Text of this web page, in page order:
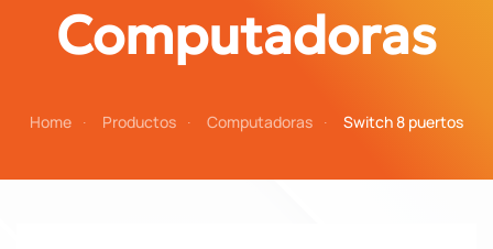
Computadoras
Home Productos Computadoras Switch 8 puertos